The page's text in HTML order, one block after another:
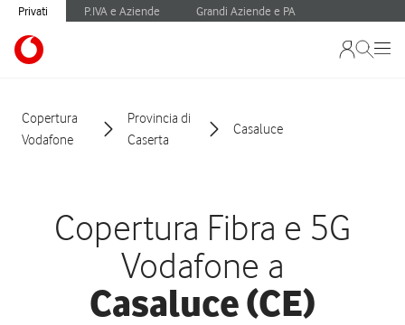
Privati P.IVA e Aziende Grandi Aziende e PA
Copertura
Vodafone
Provincia di
Caserta
Casaluce
Copertura Fibra e 5G
Vodafone a
Casaluce (CE)